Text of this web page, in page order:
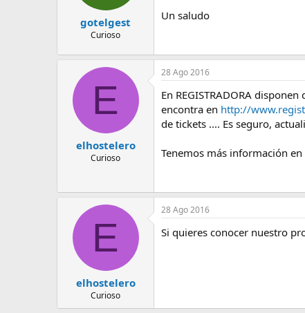
gotelgest
Curioso
Un saludo
E
elhostelero
Curioso
28 Ago 2016
En REGISTRADORA
encontra en http://
de tickets .... Es seguro,
Tenemos más información en
E
elhostelero
Curioso
28 Ago 2016
Si quieres conocer nuestro